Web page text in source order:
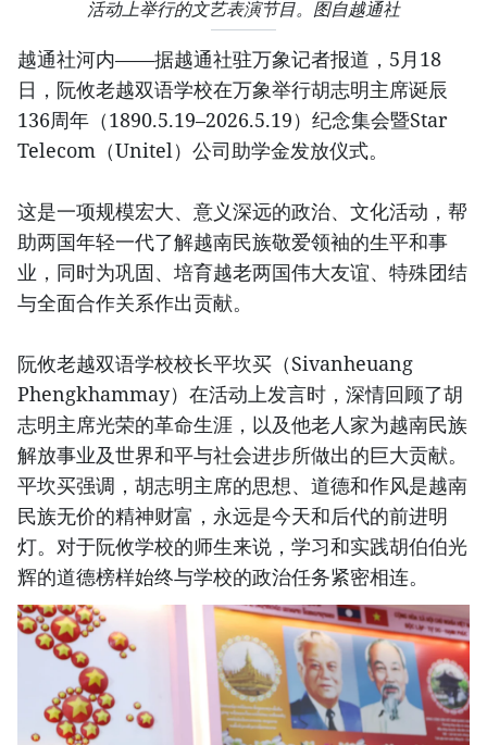
活动上举行的文艺表演节目。图自越通社
越通社河内——据越通社驻万象记者报道，5月18
日，阮攸老越双语学校在万象举行胡志明主席诞辰
136周年（1890.5.19–2026.5.19）纪念集会暨Star
Telecom（Unitel）公司助学金发放仪式。
这是一项规模宏大、意义深远的政治、文化活动，帮
助两国年轻一代了解越南民族敬爱领袖的生平和事
业，同时为巩固、培育越老两国伟大友谊、特殊团结
与全面合作关系作出贡献。
阮攸老越双语学校校长平坎买（Sivanheuang
Phengkhammay）在活动上发言时，深情回顾了胡
志明主席光荣的革命生涯，以及他老人家为越南民族
解放事业及世界和平与社会进步所做出的巨大贡献。
平坎买强调，胡志明主席的思想、道德和作风是越南
民族无价的精神财富，永远是今天和后代的前进明
灯。对于阮攸学校的师生来说，学习和实践胡伯伯光
辉的道德榜样始终与学校的政治任务紧密相连。